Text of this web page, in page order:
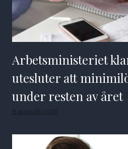
Arbetsministeriet
utesluter att
under resten av året
8 augusti 2026